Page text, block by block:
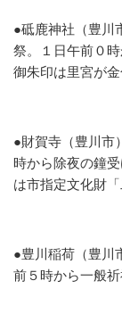
●砥鹿神社（豊川
祭。１日午前０
御朱印は里宮が
●財賀寺（豊川
時から除夜の鐘
は市指定文化財
●豊川稲荷（豊
前５時から一般祈